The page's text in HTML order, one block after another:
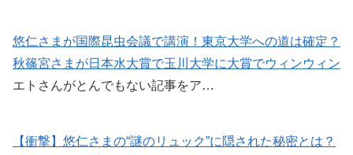
悠仁さまが国際昆虫会議で講演！東京大学への道は確定？
秋篠宮さまが日本水大賞で玉川大学に大賞でウィンウィン
エトさんがとんでもない記事をア…
【衝撃】悠仁さまの“謎のリュック”に隠された秘密とは？